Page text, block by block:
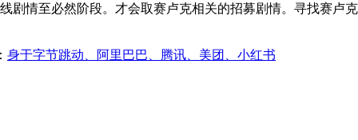
剧情至必然阶段。才会取赛卢克相关的招募剧情。寻找赛卢
身于字节跳动、阿里巴巴、腾讯、美团、小红书